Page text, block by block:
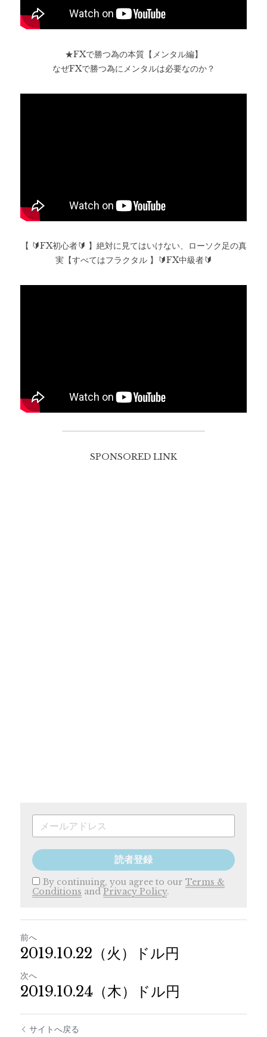
★FXで勝つ為の本質【メンタル編】
なぜFXで勝つ為にメンタルは必要なのか？
【 🔰FX初心者🔰 】絶対に見てはいけない、ローソク足の真
実【すべてはフラクタル 】🔰FX中級者🔰
SPONSORED LINK
読者登録
By continuing, you agree to our Terms &
Conditions and Privacy Policy.
前へ
2019.10.22（火）ドル円
次へ
2019.10.24（木）ドル円
サイトへ戻る